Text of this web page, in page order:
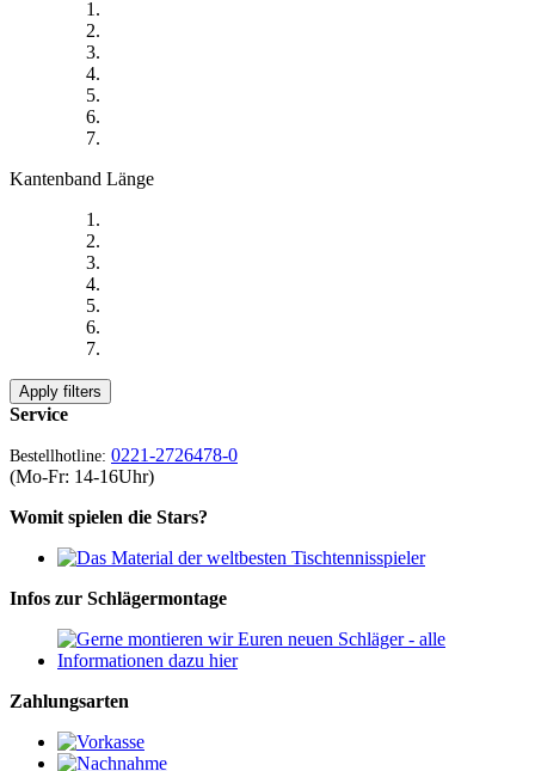
Kantenband Länge
Apply filters
Service
Bestellhotline: 0221-2726478-0
(Mo-Fr: 14-16Uhr)
Womit spielen die Stars?
Infos zur Schlägermontage
Zahlungsarten